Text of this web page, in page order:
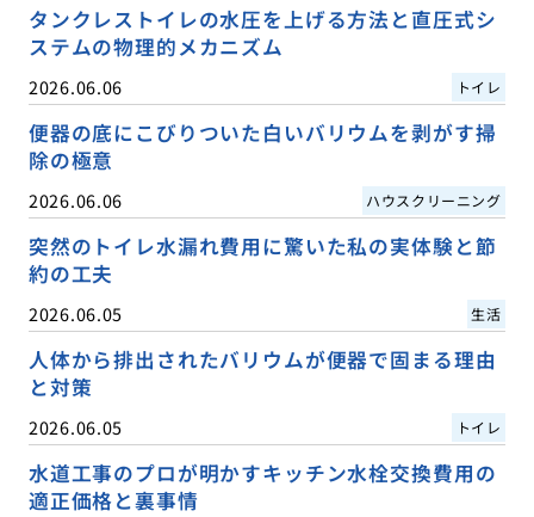
タンクレストイレの水圧を上げる方法と直圧式シ
ステムの物理的メカニズム
2026.06.06 トイレ
便器の底にこびりついた白いバリウムを剥がす掃
除の極意
2026.06.06 ハウスクリーニング
突然のトイレ水漏れ費用に驚いた私の実体験と節
約の工夫
2026.06.05 生活
人体から排出されたバリウムが便器で固まる理由
と対策
2026.06.05 トイレ
水道工事のプロが明かすキッチン水栓交換費用の
適正価格と裏事情